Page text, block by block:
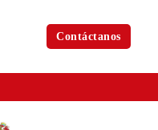
Contáctanos